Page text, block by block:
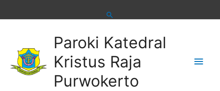
Paroki Katedral
Kristus Raja
Purwokerto